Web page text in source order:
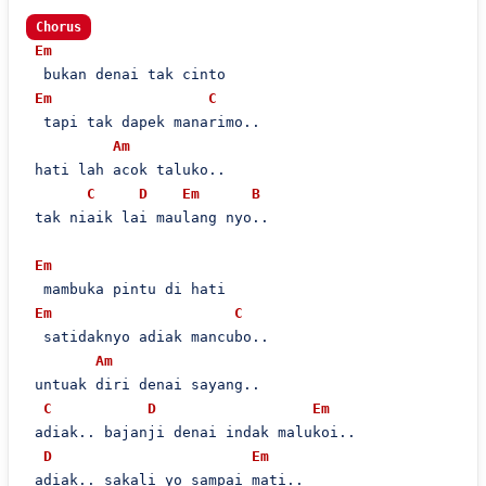
Chorus
Em
  bukan denai tak cinto
Em
C
  tapi tak dapek manarimo..
Am
hati lah acok taluko..
C
D Em
B
tak niaik lai maulang nyo..
Em
  mambuka pintu di hati
Em
C
  satidaknyo adiak mancubo..
Am
untuak diri denai sayang..
C
D
Em
adiak.. bajanji denai indak malukoi..
D
Em
adiak.. sakali yo sampai mati..